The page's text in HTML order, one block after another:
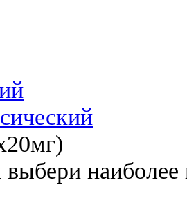
наиболее